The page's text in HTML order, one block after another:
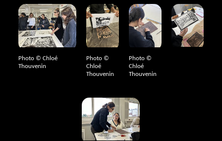
Photo © Chloé
Thouvenin
Photo ©
Chloé
Thouvenin
Photo ©
Chloé
Thouvenin